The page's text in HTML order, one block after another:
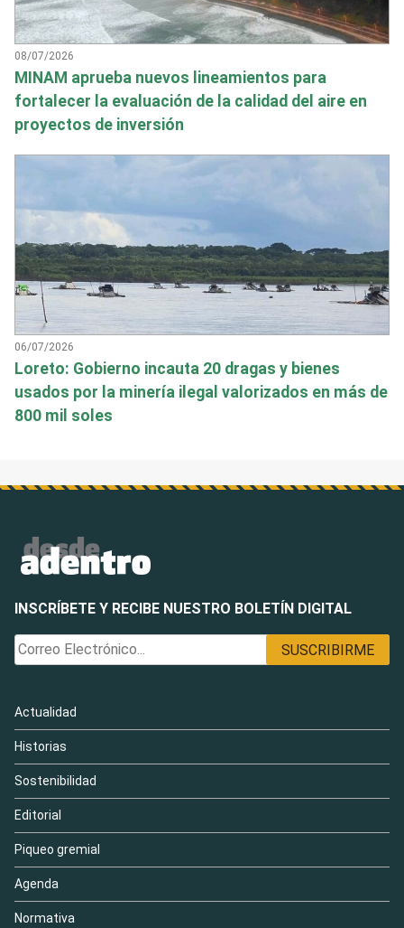
08/07/2026
MINAM aprueba nuevos lineamientos para
fortalecer la evaluación de la calidad del aire en
proyectos de inversión
06/07/2026
Loreto: Gobierno incauta 20 dragas y bienes
usados por la minería ilegal valorizados en más de
800 mil soles
INSCRÍBETE Y RECIBE NUESTRO BOLETÍN DIGITAL
Actualidad
Historias
Sostenibilidad
Editorial
Piqueo gremial
Agenda
Normativa